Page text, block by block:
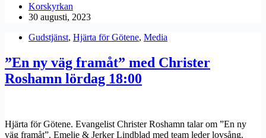
Korskyrkan
30 augusti, 2023
Gudstjänst, Hjärta för Götene, Media
”En ny väg framåt” med Christer
Roshamn lördag 18:00
Hjärta för Götene. Evangelist Christer Roshamn talar om ”En ny
väg framåt”. Emelie & Jerker Lindblad med team leder lovsång.